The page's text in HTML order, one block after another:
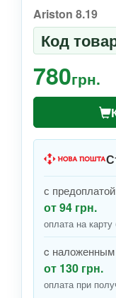
Ariston 8.19
Код
780грн.
с
от 94 грн.
оплата на карту
c
от 130 грн.
оплата при